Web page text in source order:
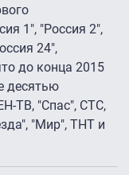
1", "Россия 2",
24",
до конца 2015
десятью
ТВ, "Спас", СТС,
"Мир", ТНТ и